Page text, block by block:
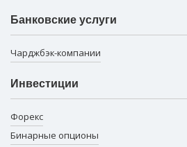
Банковские услуги
Чарджбэк-компании
Инвестиции
Форекс
Бинарные опционы